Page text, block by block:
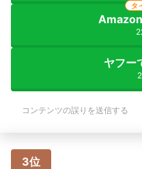
タ
ヤフー
コンテンツの誤りを送信する
3位